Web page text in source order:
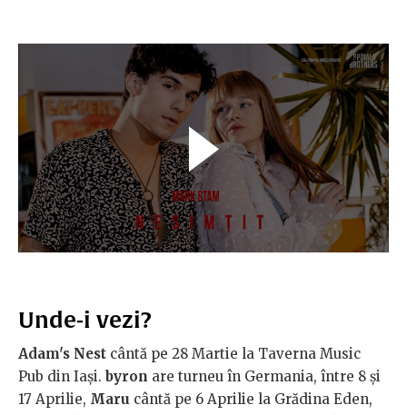
Unde-i vezi?
Adam's Nest cântă pe 28 Martie la Taverna Music
Pub din Iași. byron are turneu în Germania, între 8 și
17 Aprilie, Maru cântă pe 6 Aprilie la Grădina Eden,